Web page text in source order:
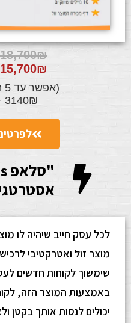
18,700₪ + מע"מ
15,700₪ + מע"מ
3140₪ + מע"מ)
לכל עסק חייב שיהיה לו
מוצר זול ואטרקטיבי
שימשוך לקוחות חדשים
באמצעות המוצר הזה,
יכולים לנסות אותך בקטן